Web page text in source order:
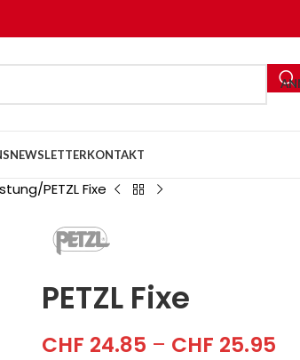
NEWSLETTERKONTAKT
PETZL Fixe
PETZL Fixe
CHF 24.85 – CHF 25.95